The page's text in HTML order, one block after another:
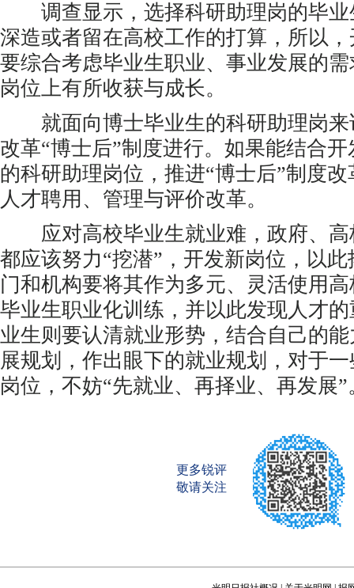
调查显示，选择科研助理岗的毕业
深造或者留在高校工作的打算，所以
要综合考虑毕业生职业、事业发展的
岗位上有所收获与成长。
就面向博士毕业生的科研助理岗来
改革“博士后”制度进行。如果能结合
的科研助理岗位，推进“博士后”制度
人才聘用、管理与评价改革。
应对高校毕业生就业难，政府、高
都应该努力“挖潜”，开发新岗位，以
门和机构要将其作为多元、灵活使用
毕业生职业化训练，并以此发现人才
业生则要认清就业形势，结合自己的
展规划，作出眼下的就业规划，对于
岗位，不妨“先就业、再择业、再发展
更多锐评
敬请关注